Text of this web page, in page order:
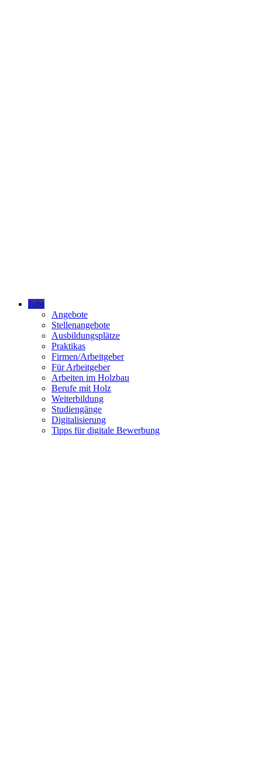
Jobs
Angebote
Stellenangebote
Ausbildungsplätze
Praktikas
Firmen/Arbeitgeber
Für Arbeitgeber
Arbeiten im Holzbau
Berufe mit Holz
Weiterbildung
Studiengänge
Digitalisierung
Tipps für digitale Bewerbung